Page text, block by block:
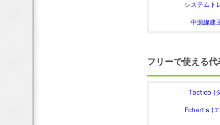
システムト
中源線建
フリーで使える
Tactico (
Fchart's (